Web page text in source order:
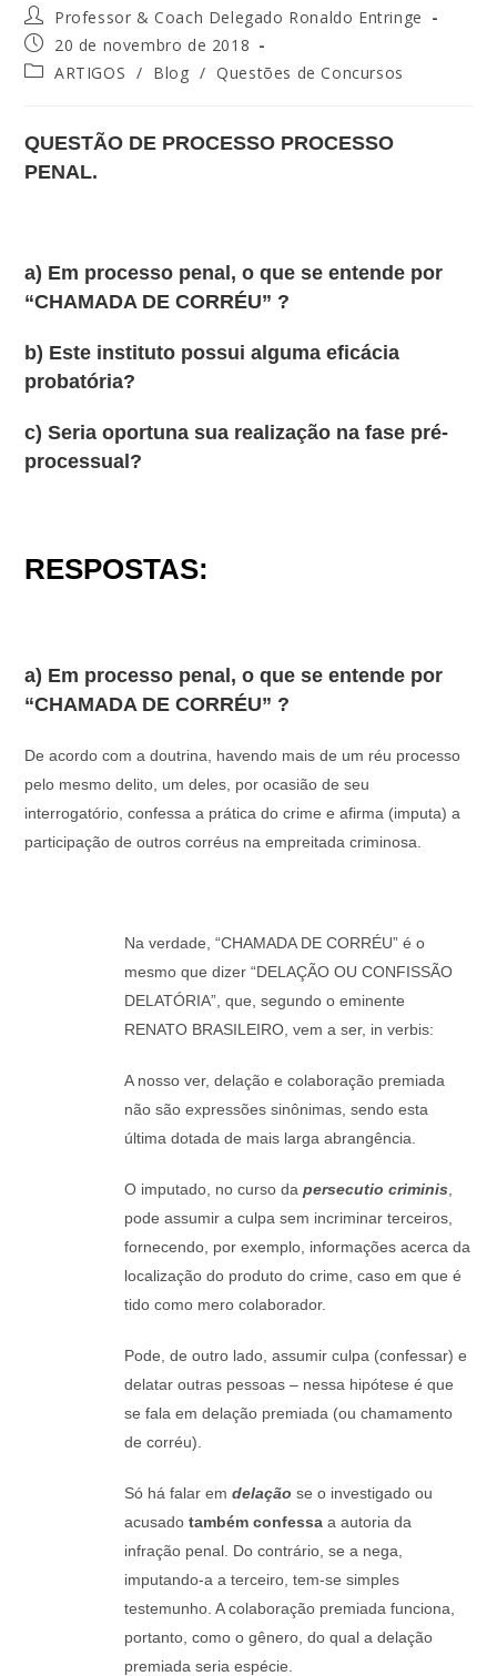
Professor & Coach Delegado Ronaldo Entringe
20 de novembro de 2018
ARTIGOS / Blog / Questões de Concursos
QUESTÃO DE PROCESSO PROCESSO
PENAL.
a) Em processo penal, o que se entende por
“CHAMADA DE CORRÉU” ?
b) Este instituto possui alguma eficácia
probatória?
c) Seria oportuna sua realização na fase pré-
processual?
RESPOSTAS:
a) Em processo penal, o que se entende por
“CHAMADA DE CORRÉU” ?
De acordo com a doutrina, havendo mais de um réu processo
pelo mesmo delito, um deles, por ocasião de seu
interrogatório, confessa a prática do crime e afirma (imputa) a
participação de outros corréus na empreitada criminosa.
Na verdade, “CHAMADA DE CORRÉU” é o
mesmo que dizer “DELAÇÃO OU CONFISSÃO
DELATÓRIA”, que, segundo o eminente
RENATO BRASILEIRO, vem a ser, in verbis:
A nosso ver, delação e colaboração premiada
não são expressões sinônimas, sendo esta
última dotada de mais larga abrangência.
O imputado, no curso dapersecutio criminis
pode assumir a culpa sem incriminar terceiros,
fornecendo, por exemplo, informações acerca da
localização do produto do crime, caso em que é
tido como mero colaborador.
Pode, de outro lado, assumir culpa (confessar) e
delatar outras pessoas – nessa hipótese é que
se fala em delação premiada (ou chamamento
de corréu).
Só há falar emdelação se o investigado ou
acusadotambém confessa a autoria da
infração penal. Do contrário, se a nega,
imputando-a a terceiro, tem-se simples
testemunho. A colaboração premiada funciona,
portanto, como o gênero, do qual a delação
premiada seria espécie.